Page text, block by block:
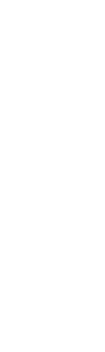
Пурна
Господа